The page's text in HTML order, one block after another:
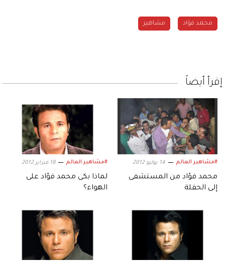
محمد فؤاد مشاهير
إقرأ أيضاً
#مشاهير العالم 14 يوليو 2012
محمد فؤاد من المستشفى
إلى الحفلة
#مشاهير العالم 18 فبراير 2012
لماذا بكى محمد فؤاد على
الهواء؟